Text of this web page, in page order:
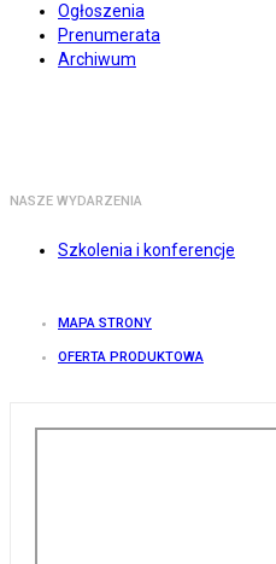
Ogłoszenia
Prenumerata
Archiwum
NASZE WYDARZENIA
Szkolenia i konferencje
MAPA STRONY
OFERTA PRODUKTOWA